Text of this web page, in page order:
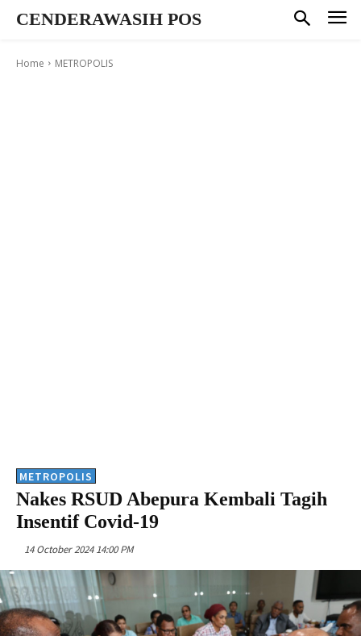
CENDERAWASIH POS
Home METROPOLIS
METROPOLIS
Nakes RSUD Abepura Kembali Tagih
Insentif Covid-19
14 October 2024 14:00 PM